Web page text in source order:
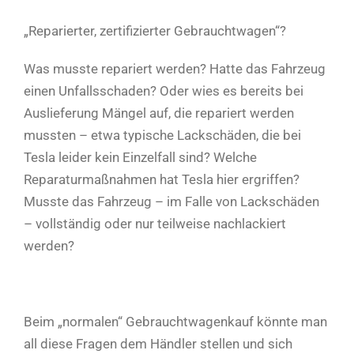
„Reparierter, zertifizierter Gebrauchtwagen“?
Was musste repariert werden? Hatte das Fahrzeug
einen Unfallsschaden? Oder wies es bereits bei
Auslieferung Mängel auf, die repariert werden
mussten – etwa typische Lackschäden, die bei
Tesla leider kein Einzelfall sind? Welche
Reparaturmaßnahmen hat Tesla hier ergriffen?
Musste das Fahrzeug – im Falle von Lackschäden
– vollständig oder nur teilweise nachlackiert
werden?
Beim „normalen“ Gebrauchtwagenkauf könnte man
all diese Fragen dem Händler stellen und sich